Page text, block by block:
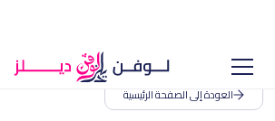
العودة إلى الصفحة الرئيسية